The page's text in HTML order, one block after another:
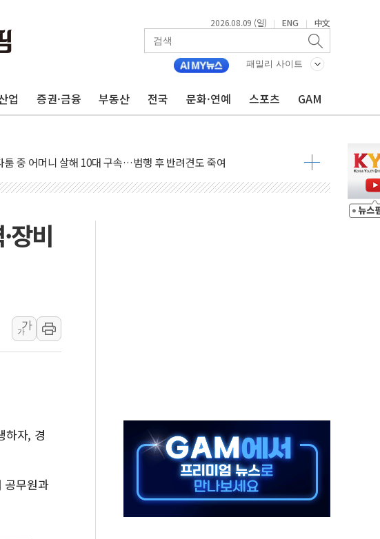
2026.08.09 (일) | ENG | 中文
패밀리 사이트
업 증권·금융 부동산 전국 문화·연예 스포츠 GAM
공장서 질식사고 발생…작업자 1명 숨져
리 국가산단에 '철강 AI융합실증센터' 들어선다
, 정청래에 누적 1.48%p 차 선두 유지...金 46.01% vs 鄭 44.53%
도당위원장에 오중기 당선...합산득표율 68.63%
·대구·경북 경선서 정청래에 승리…金 48.54% vs 鄭 44.40%
강원·대구·경북 경선 결과...김민석 48.54% 정청래 44.40%
대구 경선 결과 발표...정청래 47.82% 김민석 46.35% 송영길 5.83%
, 강원 경선 결과 발표...김민석 50.30% 정청래 41.94% 송영길 7.76%
절 현수막 '태극기 거꾸로' 논란…이틀만에 철거
역 전면 손질… 예술·체육요원 최대 33% 감축
'버스 하우스' 공방…野 "청년 우롱 기괴" vs 與 "송구한 해프닝"
장비
가
가
하자, 경
공무원과